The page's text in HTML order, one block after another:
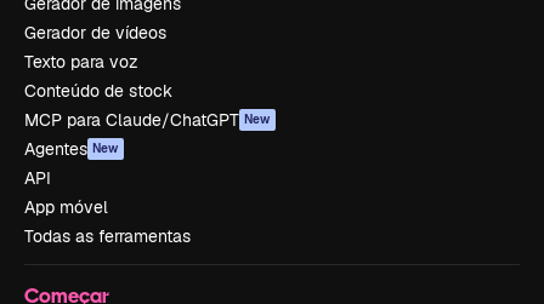
Gerador de vídeos
Texto para voz
Conteúdo de stock
MCP para Claude/ChatGPT New
Agentes New
API
App móvel
Todas as ferramentas
Começar